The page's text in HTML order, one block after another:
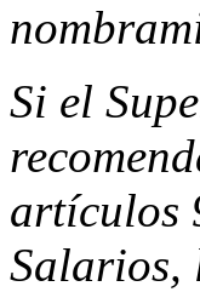
Si el
artículos
Salarios,